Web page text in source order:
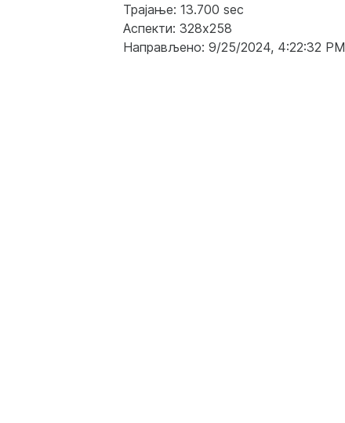
Трајање: 13.700 sec
Аспекти: 328x258
Направљено: 9/25/2024, 4:22:32 PM